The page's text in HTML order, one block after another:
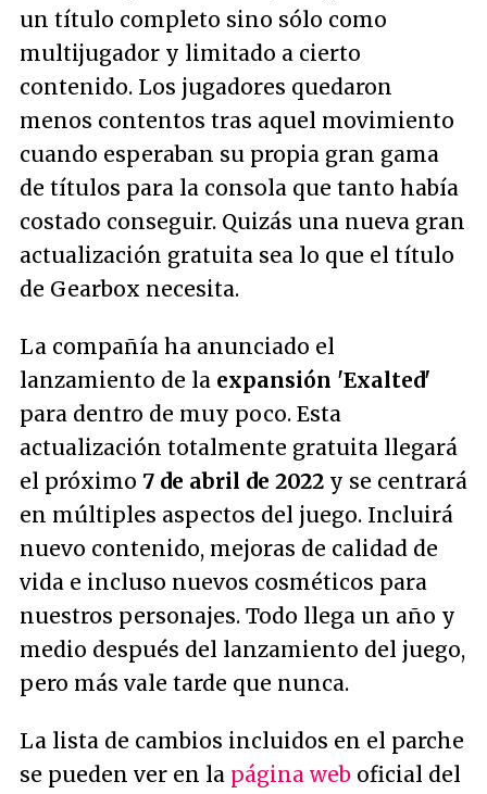
un título completo sino sólo como
multijugador y limitado a cierto
contenido. Los jugadores quedaron
menos contentos tras aquel movimiento
cuando esperaban su propia gran gama
de títulos para la consola que tanto había
costado conseguir. Quizás una nueva gran
actualización gratuita sea lo que el título
de Gearbox necesita.
La compañía ha anunciado el
lanzamiento de la expansión 'Exalted'
para dentro de muy poco. Esta
actualización totalmente gratuita llegará
el próximo 7 de abril de 2022 y se centrará
en múltiples aspectos del juego. Incluirá
nuevo contenido, mejoras de calidad de
vida e incluso nuevos cosméticos para
nuestros personajes. Todo llega un año y
medio después del lanzamiento del juego,
pero más vale tarde que nunca.
La lista de cambios incluidos en el parche
se pueden ver en la página web oficial del